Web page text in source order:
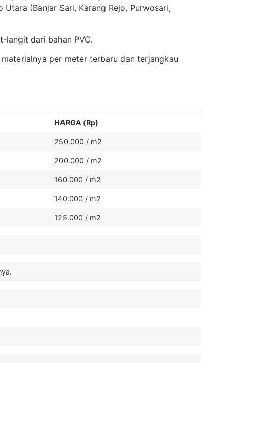
(Banjar Sari, Karang Rejo, Purwosari,
langit dari bahan PVC.
per meter terbaru dan terjangkau
HARGA (Rp)
250.000 / m2
200.000 / m2
160.000 / m2
140.000 / m2
125.000 / m2